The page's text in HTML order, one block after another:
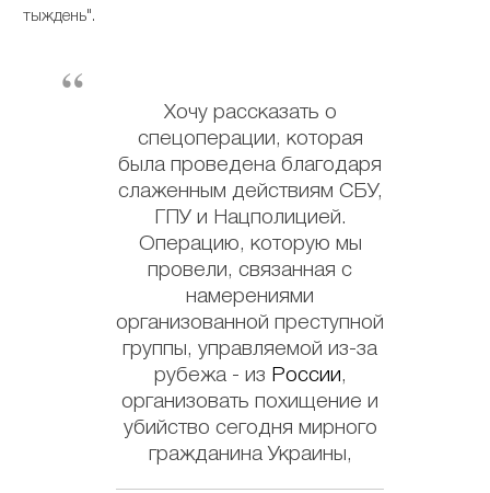
тыждень".
Хочу рассказать о
спецоперации, которая
была проведена благодаря
слаженным действиям СБУ,
ГПУ и Нацполицией.
Операцию, которую мы
провели, связанная с
намерениями
организованной преступной
группы, управляемой из-за
рубежа - из России,
организовать похищение и
убийство сегодня мирного
гражданина Украины,